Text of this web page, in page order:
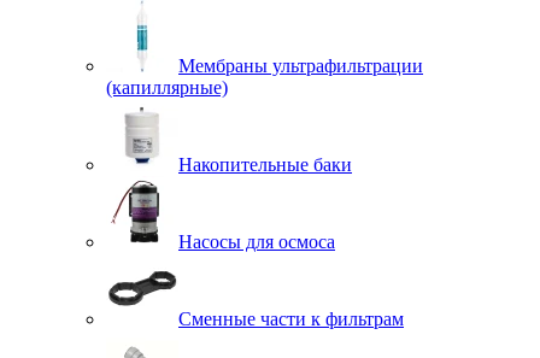
Мембраны ультрафильтрации
(капиллярные)
Накопительные баки
Насосы для осмоса
Сменные части к фильтрам